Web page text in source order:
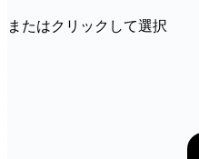
またはクリックして選択